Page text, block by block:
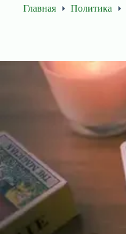
Главная Политика